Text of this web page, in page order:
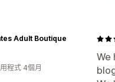
We
Adult Boutique
程式 4個月